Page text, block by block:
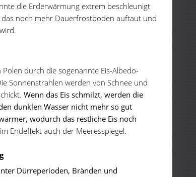
die Erderwärmung extrem beschleunigt
noch mehr Dauerfrostboden auftaut und
durch die sogenannte Eis-Albedo-
Sonnenstrahlen werden von Schnee und
Wenn das Eis schmilzt, werden die
dunklen Wasser nicht mehr so gut
wodurch das restliche Eis noch
Endeffekt auch der Meeresspiegel.
Dürreperioden, Bränden und